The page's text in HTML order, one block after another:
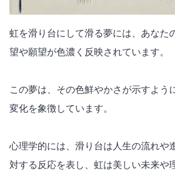
虹を滑り台にして滑る夢には、あなた
望や願望が色濃く反映されています。
この夢は、その色鮮やかさが示すよう
変化を象徴しています。
心理学的には、滑り台は人生の流れや
対する反応を表し、虹は美しい未来や